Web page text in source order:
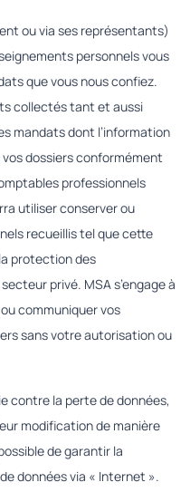
ou via ses représentants)
personnels vous
que vous nous confiez.
collectés tant et aussi
mandats dont l’information
dossiers conformément
professionnels
utiliser conserver ou
recueillis tel que cette
protection des
privé. MSA s’engage à
communiquer vos
sans votre autorisation ou
contre la perte de données,
modification de manière
de garantir la
données via « Internet ».